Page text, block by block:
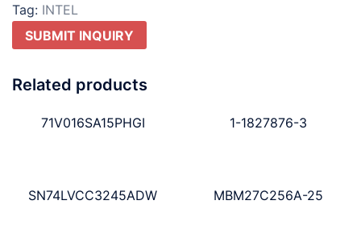
Tag: INTEL
SUBMIT INQUIRY
Related products
71V016SA15PHGI 1-1827876-3
SN74LVCC3245ADW MBM27C256A-25